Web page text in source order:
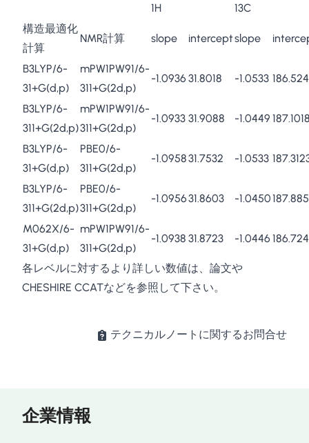
1H
13C
構造最適化
計算
NMR計算 slope interceptslope
B3LYP/6-
31+G(d,p)
mPW1PW91/6-
311+G(2d,p)
-1.093631.8018 -1.0533
B3LYP/6-
311+G(2d,p)
mPW1PW91/6-
311+G(2d,p)
-1.0933 31.9088 -1.0449
B3LYP/6-
31+G(d,p)
PBE0/6-
311+G(2d,p)
-1.095831.7532 -1.0533
B3LYP/6-
311+G(2d,p)
PBE0/6-
311+G(2d,p)
-1.095631.8603 -1.0450
M062X/6-
31+G(d,p)
mPW1PW91/6-
311+G(2d,p)
-1.0938 31.8723 -1.0446
各レベルに対するより詳しい数値は、論文や
CHESHIRE CCATなどを参照して下さい。
テクニカルノートに関するお問合せ
企業情報